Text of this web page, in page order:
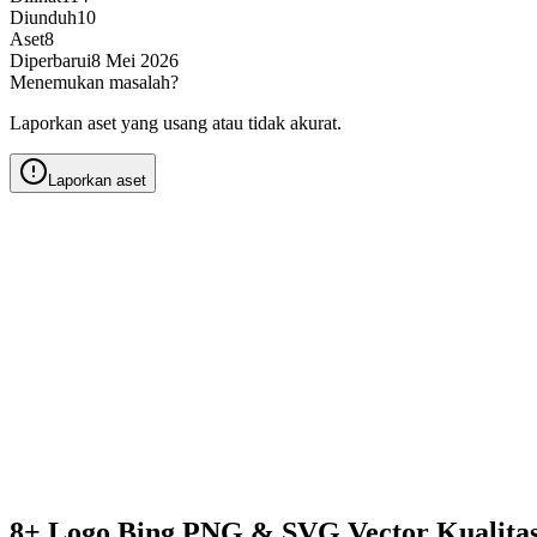
Diunduh10
Aset8
Diperbarui8 Mei 2026
Menemukan masalah?
Laporkan aset yang usang atau tidak akurat.
Laporkan aset